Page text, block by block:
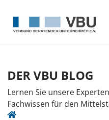
DER VBU BLOG
Lernen Sie unsere
Fachwissen für den
HOME